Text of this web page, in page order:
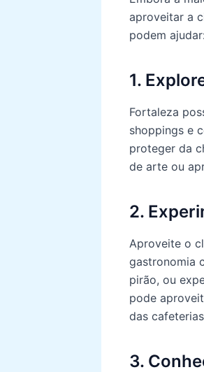
aproveitar a
podem ajudar:
1.
Fortaleza
shoppings e
proteger da
de arte ou
2.
Aproveite o
gastronomia
pirão, ou
pode
das
3.